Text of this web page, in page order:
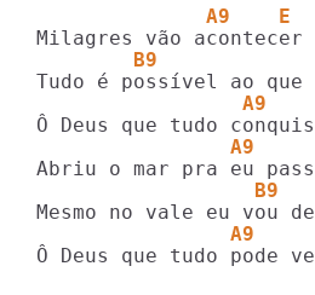
              A9    E
B9
A9
A9
B9
A9
Ô Deus que tudo pode